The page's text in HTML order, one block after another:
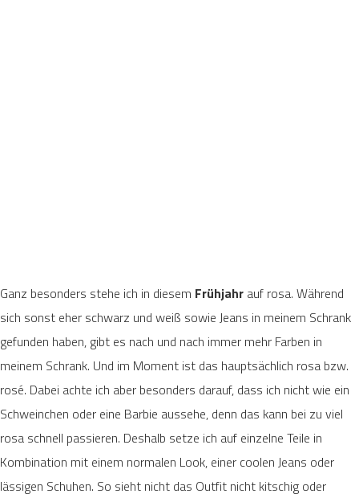
Ganz besonders stehe ich in diesem Frühjahr auf rosa. Während
sich sonst eher schwarz und weiß sowie Jeans in meinem Schrank
gefunden haben, gibt es nach und nach immer mehr Farben in
meinem Schrank. Und im Moment ist das hauptsächlich rosa bzw.
rosé. Dabei achte ich aber besonders darauf, dass ich nicht wie ein
Schweinchen oder eine Barbie aussehe, denn das kann bei zu viel
rosa schnell passieren. Deshalb setze ich auf einzelne Teile in
Kombination mit einem normalen Look, einer coolen Jeans oder
lässigen Schuhen. So sieht nicht das Outfit nicht kitschig oder